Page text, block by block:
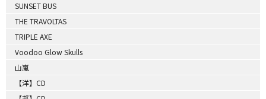
SUNSET BUS
THE TRAVOLTAS
TRIPLE AXE
Voodoo Glow Skulls
山嵐
【洋】CD